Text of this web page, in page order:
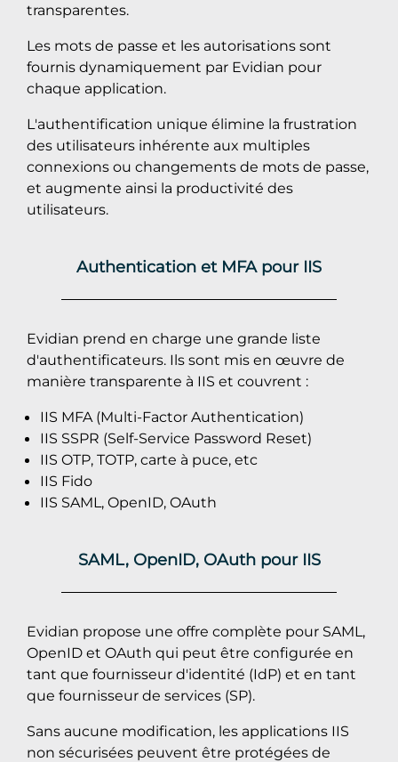
transparentes.
Les mots de passe et les autorisations sont
fournis dynamiquement par Evidian pour
chaque application.
L'authentification unique élimine la frustration
des utilisateurs inhérente aux multiples
connexions ou changements de mots de passe,
et augmente ainsi la productivité des
utilisateurs.
Authentication et MFA pour IIS
Evidian prend en charge une grande liste
d'authentificateurs. Ils sont mis en œuvre de
manière transparente à IIS et couvrent :
IIS MFA (Multi-Factor Authentication)
IIS SSPR (Self-Service Password Reset)
IIS OTP, TOTP, carte à puce, etc
IIS Fido
IIS SAML, OpenID, OAuth
SAML, OpenID, OAuth pour IIS
Evidian propose une offre complète pour SAML,
OpenID et OAuth qui peut être configurée en
tant que fournisseur d'identité (IdP) et en tant
que fournisseur de services (SP).
Sans aucune modification, les applications IIS
non sécurisées peuvent être protégées de